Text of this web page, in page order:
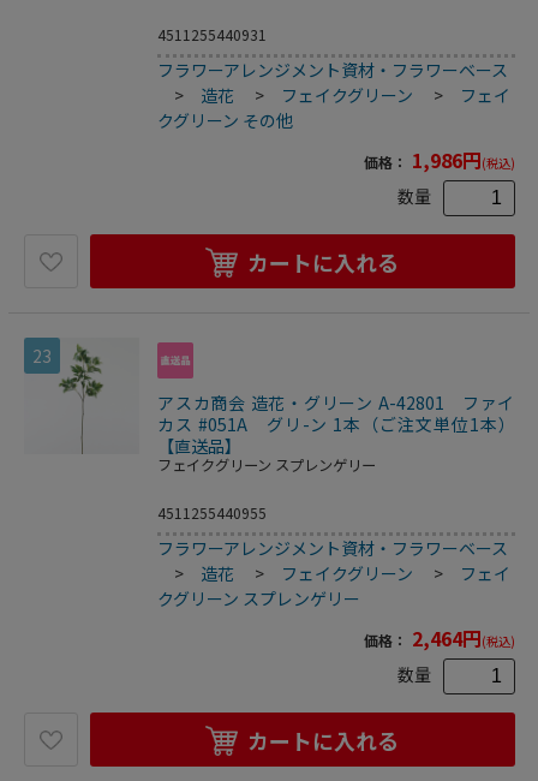
4511255440931
フラワーアレンジメント資材・フラワーベース
> 造花 > フェイクグリーン > フェイ
クグリーン その他
価格： 1,986円(税込)
数量
カートに入れる
23
アスカ商会 造花・グリーン A-42801 ファイ
カス #051A グリ-ン 1本（ご注文単位1本）
【直送品】
フェイクグリーン スプレンゲリー
4511255440955
フラワーアレンジメント資材・フラワーベース
> 造花 > フェイクグリーン > フェイ
クグリーン スプレンゲリー
価格： 2,464円(税込)
数量
カートに入れる